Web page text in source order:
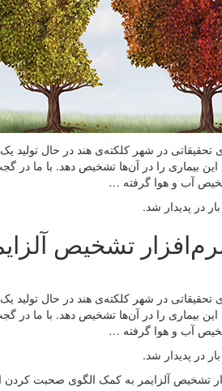
در شهر کلکته‌ی هند در حال تولید
این بیماری را در آن‌ها تشخیص دهد. با ما در
آب و هوا گرفته …
در پدیدار شد.
نرم‌افزار تشخیص
در شهر کلکته‌ی هند در حال تولید
این بیماری را در آن‌ها تشخیص دهد. با ما در
آب و هوا گرفته …
در پدیدار شد.
تشخیص آلزایمر به کمک الگوی صحبت کردن